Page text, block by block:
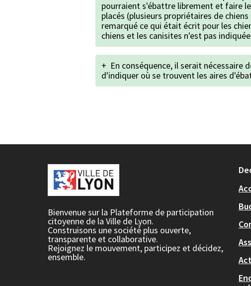
pourraient s'ébattre librement et faire
placés (plusieurs propriétaires de
remarqué ce qui était écrit pour les
chiens et les canisites n'est pas
+ En conséquence, il serait nécessaire
d'indiquer où se trouvent les aires
Bienvenue sur la Plateforme de participation
citoyenne de la Ville de Lyon.
Construisons une société plus ouverte,
transparente et collaborative.
Rejoignez le mouvement, participez et décidez,
ensemble.